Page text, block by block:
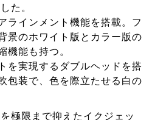
た。
ラインメント機能を搭載。フ
景のホワイト版とカラー版の
機能も持つ。
を実現するダブルヘッドを搭
包装で、色を際立たせる白の
極限まで抑えたイクジェッ